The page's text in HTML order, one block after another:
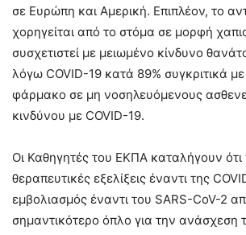
σε Ευρώπη και Αμερική. Επιπλέον, το
χορηγείται από το στόμα σε μορφή
συσχετιστεί με μειωμένο κίνδυνο
λόγω COVID-19 κατά 89% συγκριτικά με
φάρμακο σε μη νοσηλευόμενους
κινδύνου με COVID-19.
Οι Καθηγητές του ΕΚΠΑ καταλήγουν ότι
θεραπευτικές εξελίξεις έναντι της
εμβολιασμός έναντι του SARS-CoV-2
σημαντικότερο όπλο για την ανάσχεση